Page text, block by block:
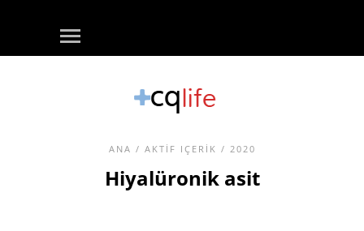
ANA / AKTIF IÇERIK / 2020
Hiyalüronik asit